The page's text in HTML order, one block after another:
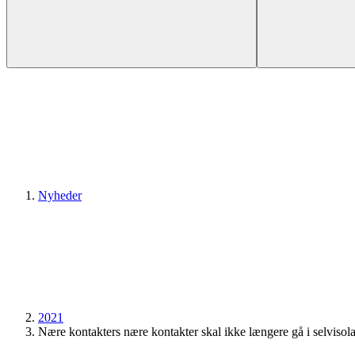
Nyheder
2021
Nære kontakters nære kontakter skal ikke længere gå i